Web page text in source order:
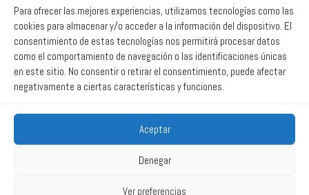
Para ofrecer las mejores experiencias, utilizamos tecnologías como las
cookies para almacenar y/o acceder a la información del dispositivo. El
consentimiento de estas tecnologías nos permitirá procesar datos
como el comportamiento de navegación o las identificaciones únicas
en este sitio. No consentir o retirar el consentimiento, puede afectar
negativamente a ciertas características y funciones.
Aceptar
Denegar
Ver preferencias
Aviso legal
Política de privacidad
Política de Sistema Interno de Información
Política de Cookies
Correo web